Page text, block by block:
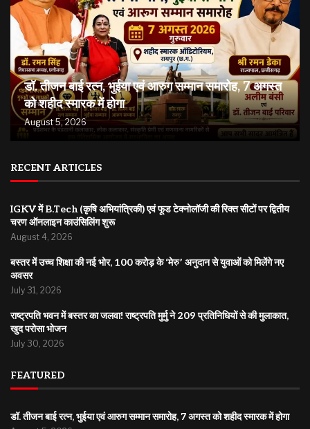
डॉ. तीजन बाई रत्न, भुईया एवं आरुग सम्मान समारोह, 7 अगस्त
को शहीद स्मारक में होगा
August 5, 2026
RECENT ARTICLES
IGKV में B.Tech (कृषि अभियांत्रिकी) एवं फूड टेक्नोलॉजी की रिक्त सीटों पर द्वितीय
चरण ऑनलाइन काउंसिलिंग शुरू
August 4, 2026
बस्तर में उच्च शिक्षा की नई भोर, 100 करोड़ के ‘मेरु’ अनुदान से युवाओं को मिलेंगे नए
अवसर
July 31, 2026
राष्ट्रपति भवन में बस्तर का जलवा! राष्ट्रपति मुर्मु ने 209 प्रतिनिधियों से की मुलाकात,
खुद परोसा भोजन
July 30, 2026
FEATURED
डॉ. तीजन बाई रत्न, भुईया एवं आरुग सम्मान समारोह, 7 अगस्त को शहीद स्मारक में होगा